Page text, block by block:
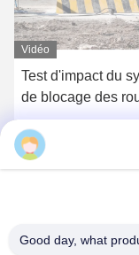
Vidéo
Test d'impact du
de blocage des
monté en surface
Blocage des
la protection du
Obtenez le
Good day, what